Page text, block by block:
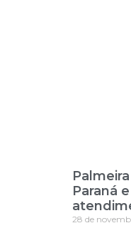
Paraná
28 de